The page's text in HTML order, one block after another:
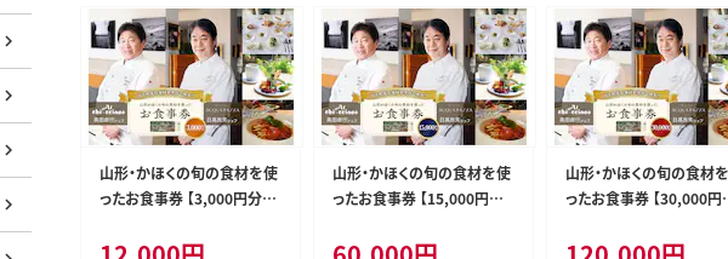
山形・かほくの旬の食材を使
ったお食事券 【3,000円分】
シェフ」ほか
山形・かほくの旬の食材を使
ったお食事券 【15,000円分】
シェフ」ほか
山形・かほくの旬の食材
ったお食事券 【30,000円分
シェフ」ほか